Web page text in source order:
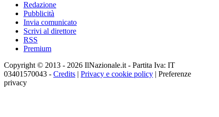
Redazione
Pubblicità
Invia comunicato
Scrivi al direttore
RSS
Premium
Copyright © 2013 - 2026 IlNazionale.it - Partita Iva: IT
03401570043 - Credits | Privacy e cookie policy | Preferenze
privacy